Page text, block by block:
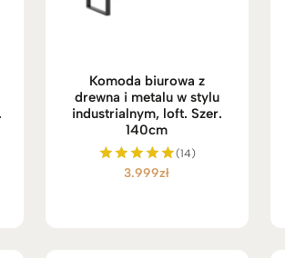
Komoda biurowa z
drewna i metalu w stylu
industrialnym, loft. Szer.
140cm
Oceniono
(14)
3.999zł